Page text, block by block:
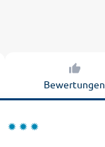
Bewertungen